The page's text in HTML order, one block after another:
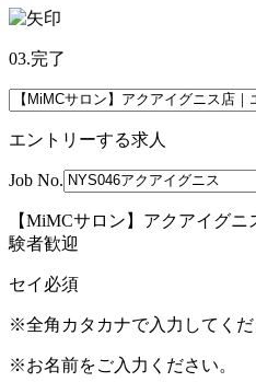
03.完了
エントリーする求人
Job No.
【MiMCサロン】アクアイグ
験者歓迎
セイ 必須
※全角カタカナで入力してくだ
※お名前をご入力ください。